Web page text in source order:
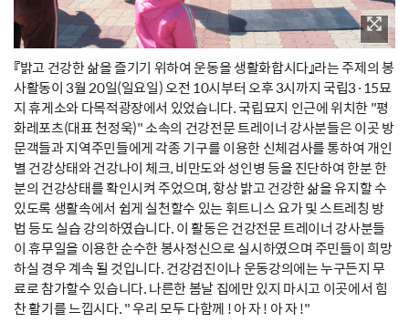
『밝고 건강한 삶을 즐기기 위하여 운동을 생활화합시다』라는 주제의 봉
사활동이 3월 20일(일요일) 오전 10시부터 오후 3시까지 국립3·15묘
지 휴게소와 다목적광장에서 있었습니다. 국립묘지 인근에 위치한 "평
화레포츠(대표 천정욱)" 소속의 건강전문 트레이너 강사분들은 이곳 방
문객들과 지역주민들에게 각종 기구를 이용한 신체검사를 통하여 개인
별 건강상태와 건강나이 체크, 비만도와 성인병 등을 진단하여 한분 한
분의 건강상태를 확인시켜 주었으며, 항상 밝고 건강한 삶을 유지할 수
있도록 생활속에서 쉽게 실천할수 있는 휘트니스 요가 및 스트레칭 방
법 등도 실습 강의하였습니다. 이 활동은 건강전문 트레이너 강사분들
이 휴무일을 이용한 순수한 봉사정신으로 실시하였으며 주민들이 희망
하실 경우 계속 될 것입니다. 건강검진이나 운동강의에는 누구든지 무
료로 참가할수 있습니다. 나른한 봄날 집에만 있지 마시고 이곳에서 힘
찬 활기를 느낍시다. " 우리 모두 다함께 ! 아 자 ! 아 자 !"